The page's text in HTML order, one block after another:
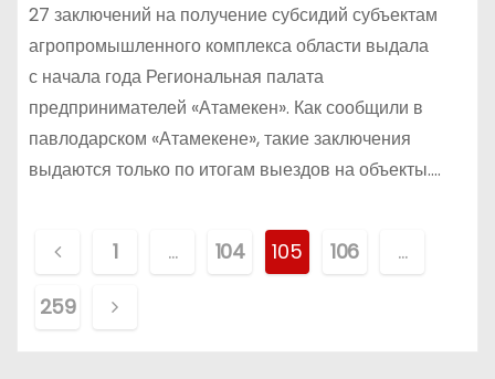
27 заключений на получение субсидий субъектам
агропромышленного комплекса области выдала
с начала года Региональная палата
предпринимателей «Атамекен». Как сообщили в
павлодарском «Атамекене», такие заключения
выдаются только по итогам выездов на объекты.…
а
г
1 … 104 105 106
…
259